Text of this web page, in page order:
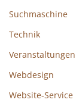
Suchmaschine
Technik
Veranstaltungen
Webdesign
Website-Service